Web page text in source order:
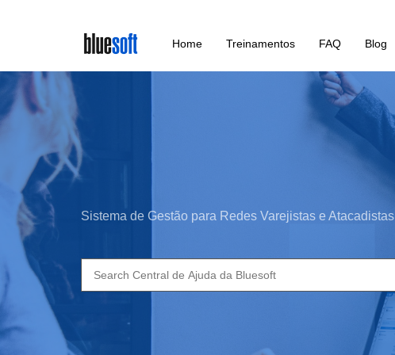
main
content
Home Treinamentos FAQ Blog
Sistema de Gestão para Redes Varejistas e Atacadistas
Search
for: